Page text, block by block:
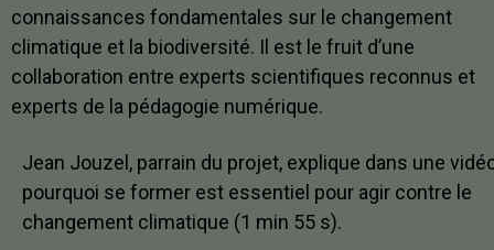
connaissances fondamentales sur le changement
climatique et la biodiversité. Il est le fruit d’une
collaboration entre experts scientifiques reconnus et
experts de la pédagogie numérique.
Jean Jouzel, parrain du projet, explique dans une
pourquoi se former est essentiel pour agir contre le
changement climatique (1 min 55 s).